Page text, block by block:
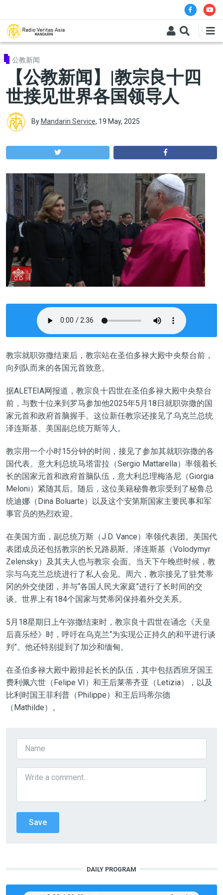
公教新闻
【公教新闻】|教宗良十四
世接见世界各国领导人
By Mandarin Service, 19 May, 2025
教宗就职弥撒结束后，教宗站在圣伯多禄大殿中央祭台前，
向列队而来的各国元首致意。
据ALETEIA网报道，教宗良十四世在圣伯多禄大殿中央祭台
前，与数十位来到罗马参加他2025年5月18日就职弥撒的国
家元首和政府首脑握手。这位新任教宗还接见了乌克兰总统
泽连斯基、美国副总统万斯等人。
教宗用一个小时15分钟的时间，接见了参加其就职弥撒的各
国代表。意大利总统马塔雷拉（Sergio Mattarella）率领着长
长的国家元首和政府首脑队伍，意大利总理梅洛尼（Giorgia
Meloni）紧随其后。随后，这位美籍秘鲁教宗受到了秘鲁总
统迪娜（Dina Boluarte）以及这个安第斯国家主要民事和军
事官员的热烈欢迎。
在美国方面，副总统万斯（J.D. Vance）率领代表团。美国代
表团成员还包括教宗的长兄路易斯。泽连斯基（Volodymyr
Zelensky）及其夫人也与教宗 会面。当天下午晚些时候，教
宗与乌克兰总统进行了私人会见。周六，教宗接见了驻梵蒂
冈的外交使团，并与“​​各国人民大家庭”进行了长时间的交
谈。世界上有184个国家与梵蒂冈保持着外交关系。
5月18星期日上午弥撒结束时，教宗良十四世在诵念《天皇
后喜乐经》时，呼吁在乌克兰“为实现公正持久的和平进行谈
判”。他还特别提到了加沙和缅甸。
在圣伯多禄大殿中殿排起长长的队伍，其中包括西班牙国王
费利佩六世（Felipe VI）和王后莱蒂齐亚（Letizia），以及
比利时国王菲利普（Philippe）和王后玛蒂尔德
（Mathilde）。
DAILY PROGRAM